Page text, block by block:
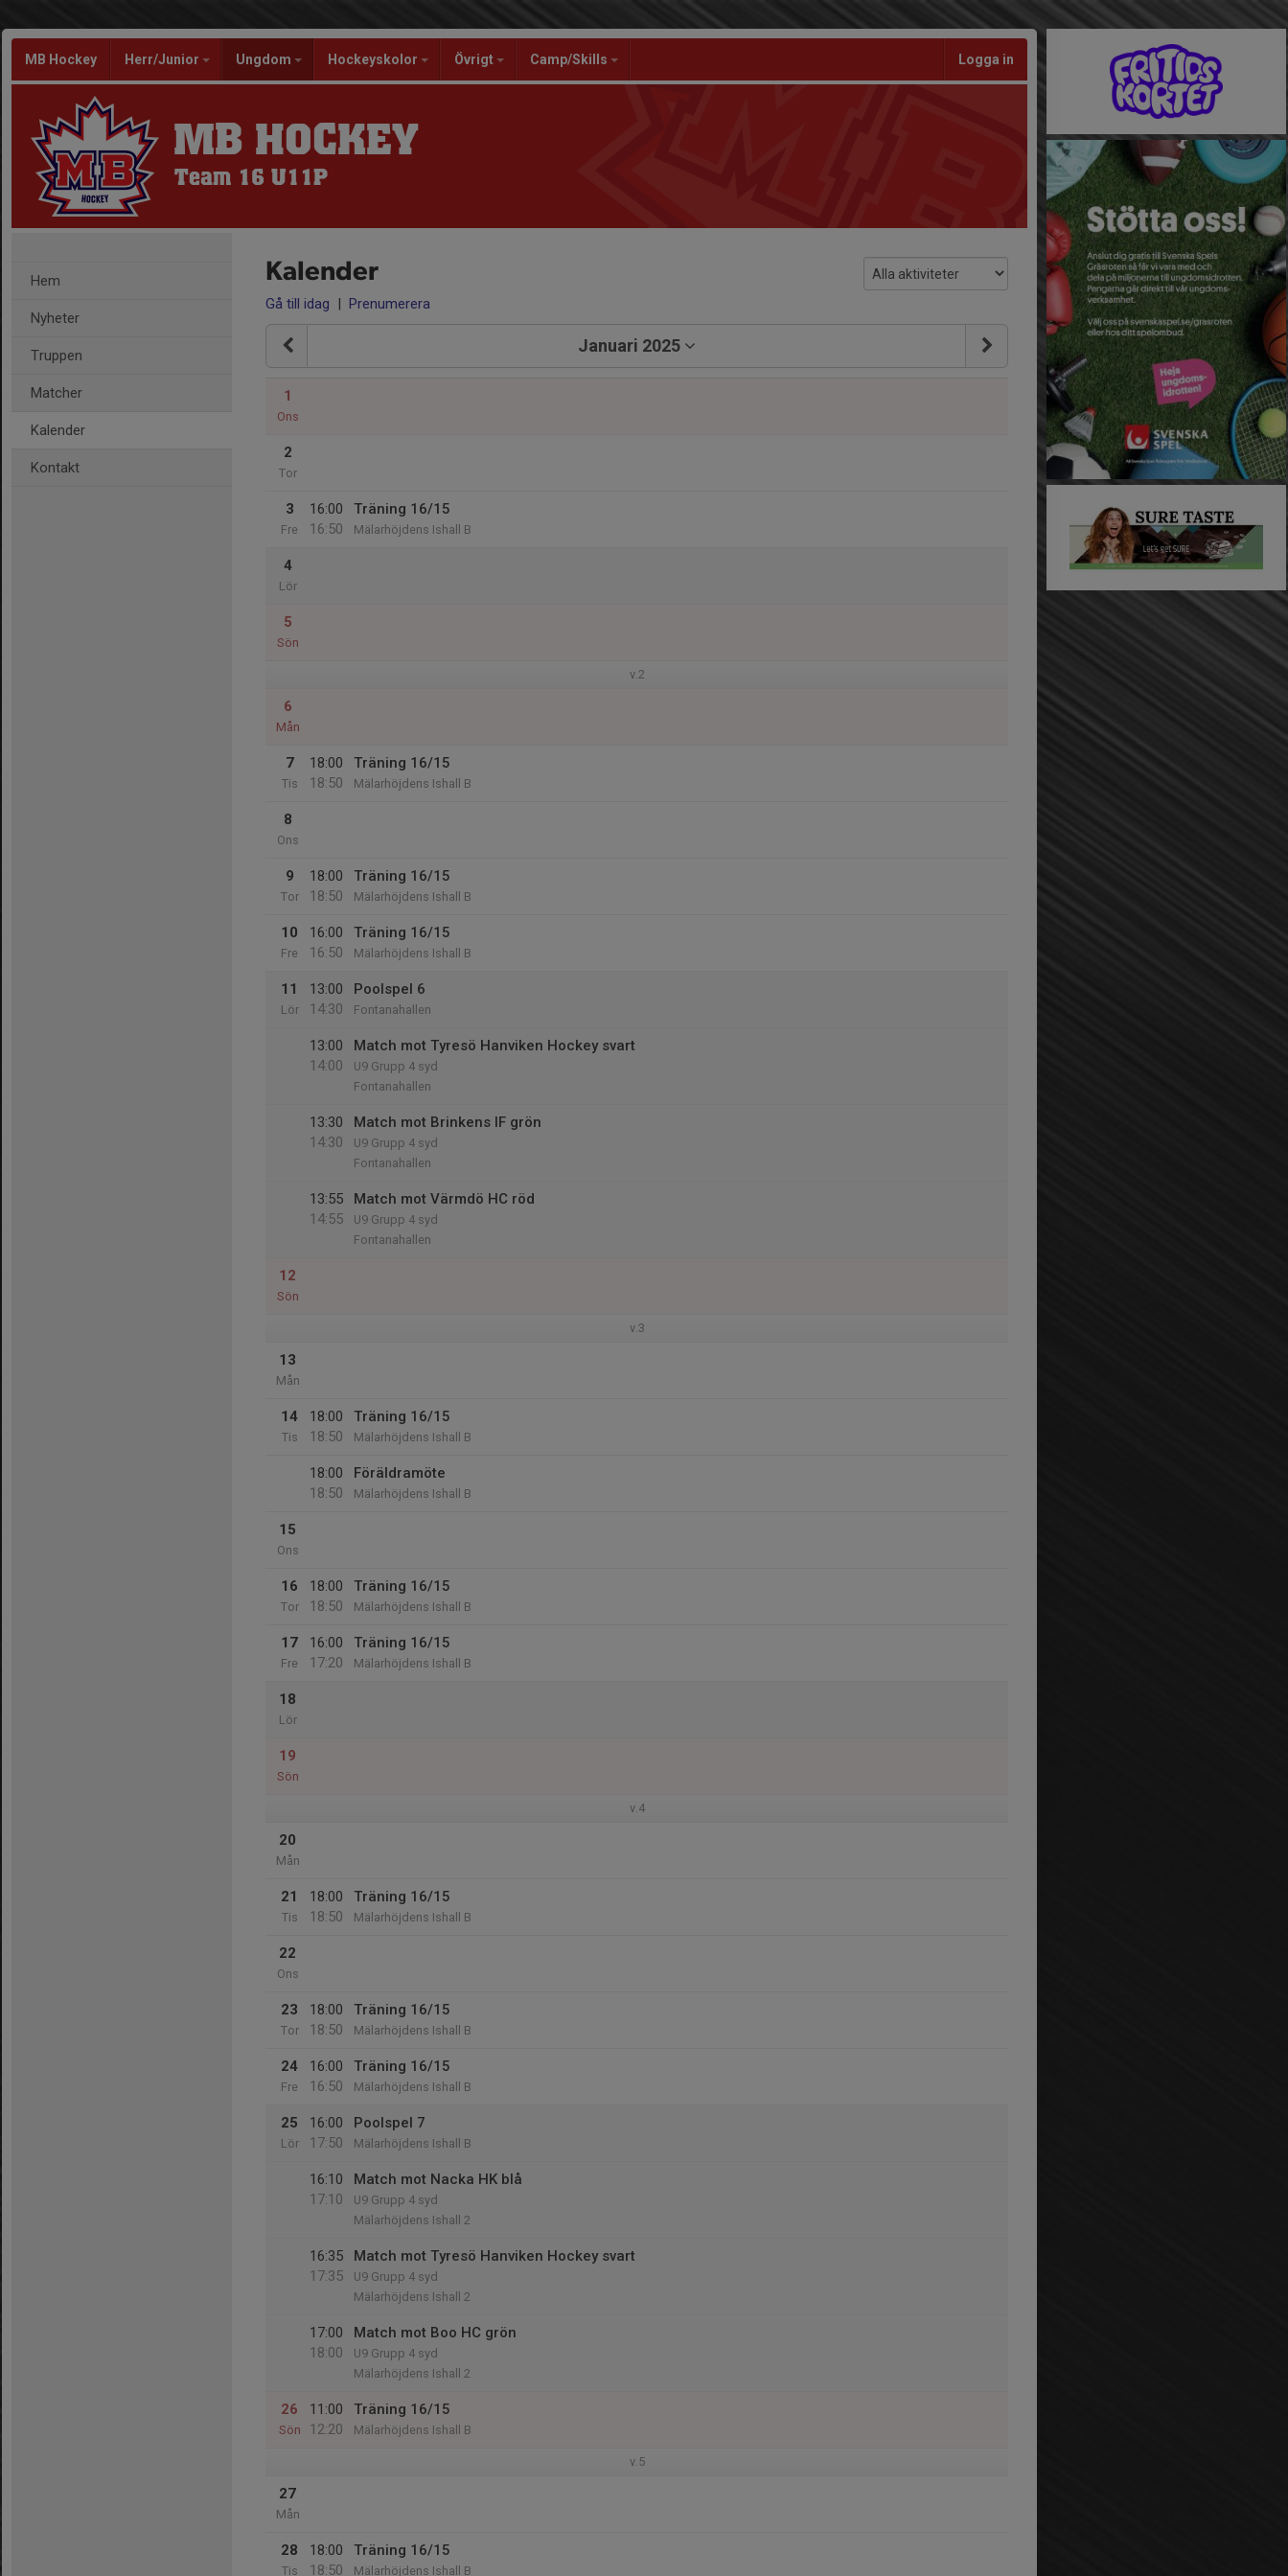
MB Hockey Herr/Junior Ungdom Hockeyskolor Övrigt Camp/Skills Logga in
MB HOCKEY
Team 16 U11P
Hem
Nyheter
Truppen
Matcher
Kalender
Kontakt
Kalender
Gå till idag | Prenumerera
Januari 2025
1
Ons
2
Tor
3
Fre
16:00
16:50
Träning 16/15
Mälarhöjdens Ishall B
4
Lör
5
Sön
v.2
6
Mån
7
Tis
18:00
18:50
Träning 16/15
Mälarhöjdens Ishall B
8
Ons
9
Tor
18:00
18:50
Träning 16/15
Mälarhöjdens Ishall B
10
Fre
16:00
16:50
Träning 16/15
Mälarhöjdens Ishall B
11
Lör
13:00
14:30
Poolspel 6
Fontanahallen
13:00
14:00
Match mot Tyresö Hanviken Hockey svart
U9 Grupp 4 syd
Fontanahallen
13:30
14:30
Match mot Brinkens IF grön
U9 Grupp 4 syd
Fontanahallen
13:55
14:55
Match mot Värmdö HC röd
U9 Grupp 4 syd
Fontanahallen
12
Sön
v.3
13
Mån
14
Tis
18:00
18:50
Träning 16/15
Mälarhöjdens Ishall B
18:00
18:50
Föräldramöte
Mälarhöjdens Ishall B
15
Ons
16
Tor
18:00
18:50
Träning 16/15
Mälarhöjdens Ishall B
17
Fre
16:00
17:20
Träning 16/15
Mälarhöjdens Ishall B
18
Lör
19
Sön
v.4
20
Mån
21
Tis
18:00
18:50
Träning 16/15
Mälarhöjdens Ishall B
22
Ons
23
Tor
18:00
18:50
Träning 16/15
Mälarhöjdens Ishall B
24
Fre
16:00
16:50
Träning 16/15
Mälarhöjdens Ishall B
25
Lör
16:00
17:50
Poolspel 7
Mälarhöjdens Ishall B
16:10
17:10
Match mot Nacka HK blå
U9 Grupp 4 syd
Mälarhöjdens Ishall 2
16:35
17:35
Match mot Tyresö Hanviken Hockey svart
U9 Grupp 4 syd
Mälarhöjdens Ishall 2
17:00
18:00
Match mot Boo HC grön
U9 Grupp 4 syd
Mälarhöjdens Ishall 2
26
Sön
11:00
12:20
Träning 16/15
Mälarhöjdens Ishall B
v.5
27
Mån
28
Tis
18:00
18:50
Träning 16/15
Mälarhöjdens Ishall B